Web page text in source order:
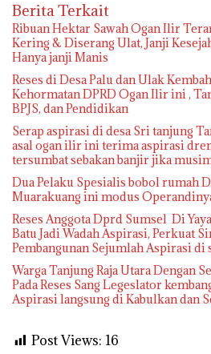
Berita Terkait
Ribuan Hektar Sawah Ogan Ilir
Kering & Diserang Ulat, Janji
Reses di Desa Palu dan Ulak
Kehormatan DPRD Ogan Ilir ini ,
BPJS, dan Pendidikan
Serap aspirasi di desa Sri tanjung
asal ogan ilir ini terima aspirasi
tersumbat sebakan banjir jika
Dua Pelaku Spesialis bobol rumah
Muarakuang ini modus
Reses Anggota Dprd Sumsel Di
Batu Jadi Wadah Aspirasi, Perkuat
Pembangunan Sejumlah Aspirasi di
Warga Tanjung Raja Utara Dengan
Pada Reses Sang Legeslator
Aspirasi langsung di Kabulkan dan
Post Views: 16